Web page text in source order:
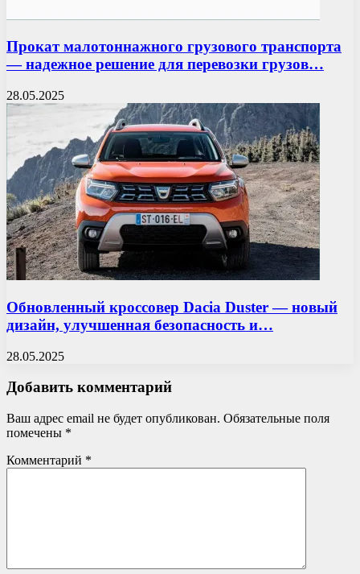
Прокат малотоннажного грузового транспорта
— надежное решение для перевозки грузов…
28.05.2025
Обновленный кроссовер Dacia Duster — новый
дизайн, улучшенная безопасность и…
28.05.2025
Добавить комментарий
Ваш адрес email не будет опубликован. Обязательные поля
помечены *
Комментарий *